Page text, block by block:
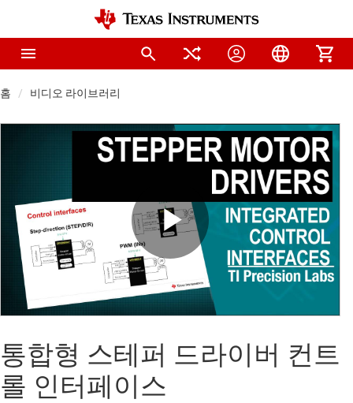
홈 비디오 라이브러리
Play
Video
통합형 스테퍼 드라이버 컨트
롤 인터페이스